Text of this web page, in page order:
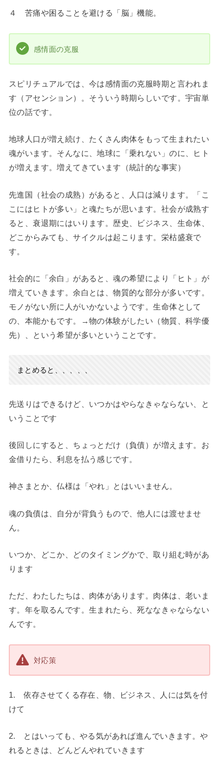
４ 苦痛や困ることを避ける「脳」機能。
感情面の克服
スピリチュアルでは、今は感情面の克服時期と言われま
す（アセンション）。そういう時期らしいです。宇宙単
位の話です。
地球人口が増え続け、たくさん肉体をもって生まれたい
魂がいます。そんなに、地球に「乗れない」のに、ヒト
が増えます。増えてきています（統計的な事実）
先進国（社会の成熟）があると、人口は減ります。「こ
こにはヒトが多い」と魂たちが思います。社会が成熟す
ると、衰退期にはいります。歴史、ビジネス、生命体、
どこからみても、サイクルは起こります。栄枯盛衰で
す。
社会的に「余白」があると、魂の希望により「ヒト」が
増えていきます。余白とは、物質的な部分が多いです。
モノがない所に人がいかないようです。生命体として
の、本能かもです。→物の体験がしたい（物質、科学優
先）、という希望が多いということです。
まとめると、、、、、
先送りはできるけど、いつかはやらなきゃならない、と
いうことです
後回しにすると、ちょっとだけ（負債）が増えます。お
金借りたら、利息を払う感じです。
神さまとか、仏様は「やれ」とはいいません。
魂の負債は、自分が背負うもので、他人には渡せませ
ん。
いつか、どこか、どのタイミングかで、取り組む時があ
ります
ただ、わたしたちは、肉体があります。肉体は、老いま
す。年を取るんです。生まれたら、死ななきゃならない
んです。
対応策
1. 依存させてくる存在、物、ビジネス、人には気を付
けて
2. とはいっても、やる気があれば進んでいきます。や
れるときは、どんどんやれていきます